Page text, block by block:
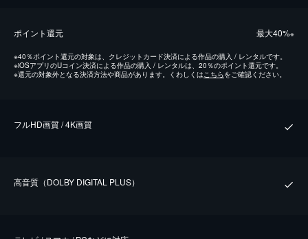
ポイント還元 最⼤40%※
※40％ポイント還元の対象は、クレジットカード決済による作品の購入 / レンタルです。
※iOSアプリのUコイン決済による作品の購入 / レンタルは、20％のポイント還元です。
※還元の対象外となる決済方法や商品があります。くわしくは こちらをご確認ください。
フルHD画質 / 4K画質
⾼⾳質（DOLBY DIGITAL PLUS）